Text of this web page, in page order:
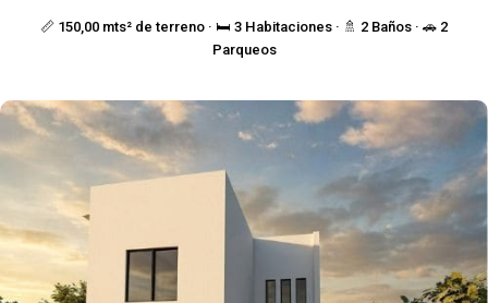
📏 150,00 mts² de terreno · 🛏️ 3 Habitaciones · 🚿 2 Baños · 🚗 2
Parqueos